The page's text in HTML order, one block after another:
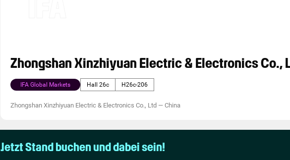
Zhongshan Xinzhiyuan Electric & Electronics Co.,
IFA Global Markets Hall 26c H26c-206
Zhongshan Xinzhiyuan Electric & Electronics Co., Ltd — China
Jetzt Stand buchen und dabei sein!